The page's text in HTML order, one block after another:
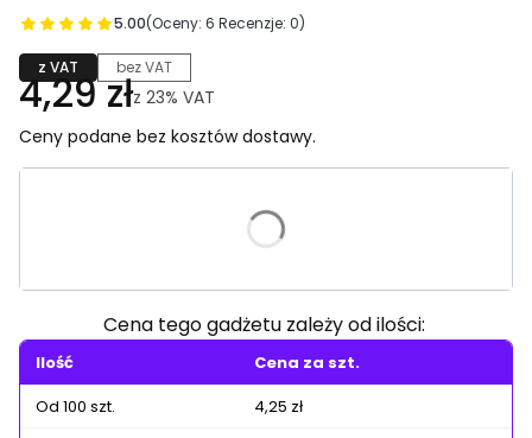
5.00(Oceny: 6 Recenzje: 0)
z VAT bez VAT
4,29 złz 23% VAT
Ceny podane bez kosztów dostawy.
Poszczególne warianty mogą różnić się ceną
Cena tego gadżetu zależy od ilości:
Ilość
Cena za szt.
Od 100 szt.
4,25 zł